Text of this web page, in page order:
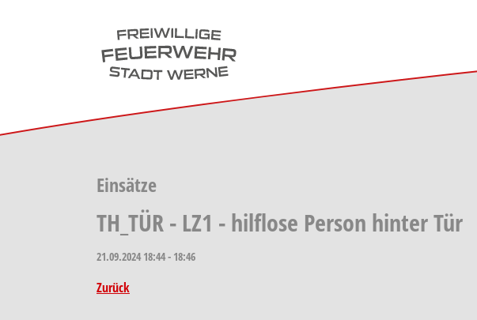
Einsätze
TH_TÜR - LZ1 - hilflose Person hinter Tür
21.09.202418:44 - 18:46
Zurück